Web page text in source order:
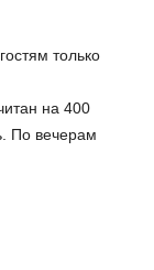
только
на 400
По вечерам